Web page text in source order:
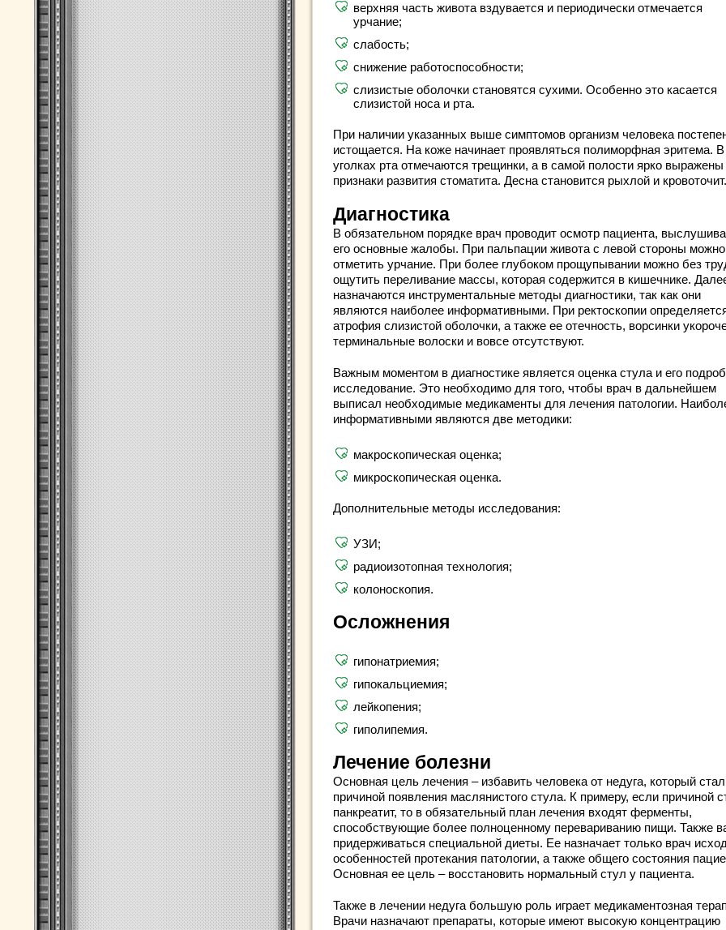
верхняя часть живота вздувается и периодически отмечается
урчание;
слабость;
снижение работоспособности;
слизистые оболочки становятся сухими. Особенно это касается
слизистой носа и рта.
При наличии указанных выше симптомов организм человека
истощается. На коже начинает проявляться полиморфная эритема. В
уголках рта отмечаются трещинки, а в самой полости ярко выражены
признаки развития стоматита. Десна становится рыхлой и кровоточит.
Диагностика
В обязательном порядке врач проводит осмотр пациента,
его основные жалобы. При пальпации живота с левой стороны можно
отметить урчание. При более глубоком прощупывании можно без
ощутить переливание массы, которая содержится в кишечнике.
назначаются инструментальные методы диагностики, так как они
являются наиболее информативными. При ректоскопии
атрофия слизистой оболочки, а также ее отечность, ворсинки
терминальные волоски и вовсе отсутствуют.
Важным моментом в диагностике является оценка стула и его
исследование. Это необходимо для того, чтобы врач в дальнейшем
выписал необходимые медикаменты для лечения патологии.
информативными являются две методики:
макроскопическая оценка;
микроскопическая оценка.
Дополнительные методы исследования:
УЗИ;
радиоизотопная технология;
колоноскопия.
Осложнения
гипонатриемия;
гипокальциемия;
лейкопения;
гиполипемия.
Лечение болезни
Основная цель лечения – избавить человека от недуга, который стал
причиной появления маслянистого стула. К примеру, если причиной
панкреатит, то в обязательный план лечения входят ферменты,
способствующие более полноценному перевариванию пищи. Также
придерживаться специальной диеты. Ее назначает только врач
особенностей протекания патологии, а также общего состояния
Основная ее цель – восстановить нормальный стул у пациента.
Также в лечении недуга большую роль играет медикаментозная
Врачи назначают препараты, которые имеют высокую концентрацию